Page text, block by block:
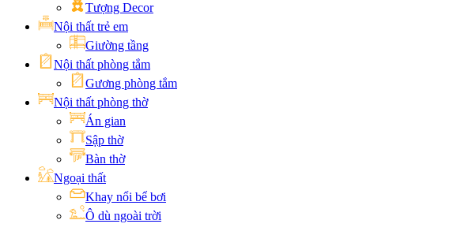
Tượng Decor
Nội thất trẻ em
Giường tầng
Nội thất phòng tắm
Gương phòng tắm
Nội thất phòng thờ
Án gian
Sập thờ
Bàn thờ
Ngoại thất
Khay nổi bể bơi
Ô dù ngoài trời